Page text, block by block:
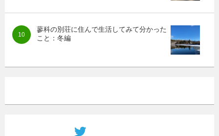
蓼科の別荘に住んで生活してみて分かった
こと：冬編